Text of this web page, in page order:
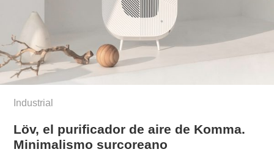
Industrial
Löv, el purificador de aire de Komma.
Minimalismo surcoreano